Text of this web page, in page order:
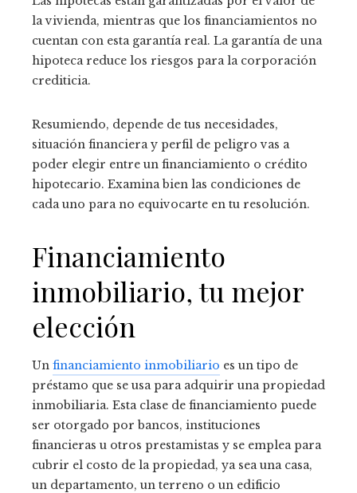
la vivienda, mientras que los financiamientos no
cuentan con esta garantía real. La garantía de una
hipoteca reduce los riesgos para la corporación
crediticia.
Resumiendo, depende de tus necesidades,
situación financiera y perfil de peligro vas a
poder elegir entre un financiamiento o crédito
hipotecario. Examina bien las condiciones de
cada uno para no equivocarte en tu resolución.
Financiamiento
inmobiliario, tu mejor
elección
Un financiamiento inmobiliario es un tipo de
préstamo que se usa para adquirir una propiedad
inmobiliaria. Esta clase de financiamiento puede
ser otorgado por bancos, instituciones
financieras u otros prestamistas y se emplea para
cubrir el costo de la propiedad, ya sea una casa,
un departamento, un terreno o un edificio